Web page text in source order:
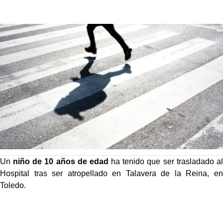
Un niño de 10 años de edad ha tenido que ser trasladado al
Hospital tras ser atropellado en Talavera de la Reina, en
Toledo.